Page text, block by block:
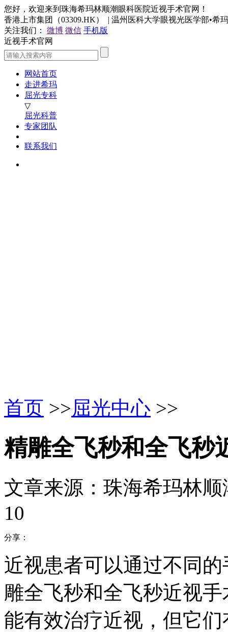
您好，欢迎来到珠海希玛林顺潮眼科医院近视手术官网！
香港上市集团（03309.HK） | 温州医科大学眼视光医学部•希
关注我们：
微博 微信 手机版
近视手术官网
网站首页
走进希玛
屈光专科
▽
屈光科普
专家团队
联系我们
首页 >>屈光中心 >>
精雕全飞秒和全飞秒
文章来源：珠海希玛林
10
分享：
近视患者可以通过不同
雕全飞秒和全飞秒近视
能有效治疗近视，但它